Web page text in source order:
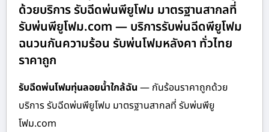
ด้วยบริการ รับฉีดพ่นพียูโฟม มาตรฐานสากลที่
รับพ่นพียูโฟม.com — บริการรับพ่นฉีดพียูโฟม
ฉนวนกันความร้อน รับพ่นโฟมหลังคา ทั่วไทย
ราคาถูก
รับฉีดพ่นโฟมทุ่นลอยน้ำใกล้ฉัน — กันร้อนราคาถูกด้วย
บริการ รับฉีดพ่นพียูโฟม มาตรฐานสากลที่ รับพ่นพียู
โฟม.com